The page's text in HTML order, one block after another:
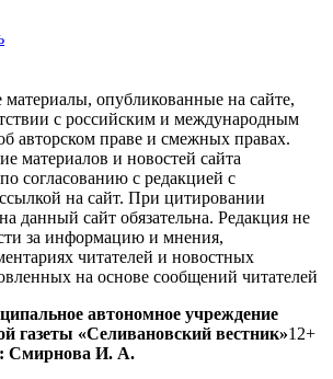
опубликованные на сайте,
с российским и международным
авторском праве и смежных правах.
материалов и новостей сайта
согласованию с редакцией с
на сайт. При цитировании
данный сайт обязательна. Редакция не
за информацию и мнения,
читателей и новостных
на основе сообщений читателей
автономное учреждение
газеты «Селивановский вестник»12+
Смирнова И. А.